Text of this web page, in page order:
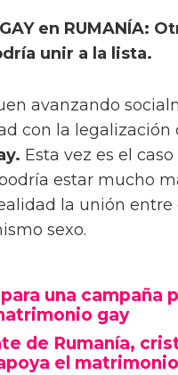
en RUMANÍA:
unir a la lista.
avanzando
con la legalización
Esta vez es el caso
estar mucho
la unión entre
sexo.
una campaña
gay
de Rumanía,
el